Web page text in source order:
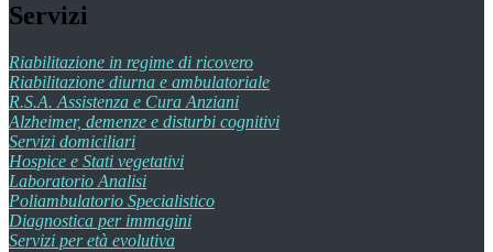
Servizi
Riabilitazione in regime di ricovero
Riabilitazione diurna e ambulatoriale
R.S.A. Assistenza e Cura Anziani
Alzheimer, demenze e disturbi cognitivi
Servizi domiciliari
Hospice e Stati vegetativi
Laboratorio Analisi
Poliambulatorio Specialistico
Diagnostica per immagini
Servizi per età evolutiva